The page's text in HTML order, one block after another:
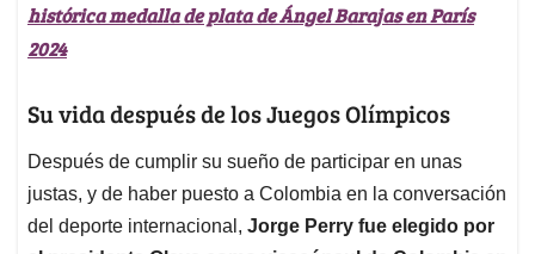
histórica medalla de plata de Ángel Barajas en París
2024
Su vida después de los Juegos Olímpicos
Después de cumplir su sueño de participar en unas
justas, y de haber puesto a Colombia en la conversación
del deporte internacional, Jorge Perry fue elegido por